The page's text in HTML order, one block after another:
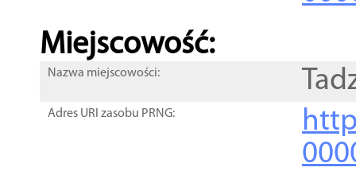
Miejscowość:
Nazwa miejscowości:
Adres URI zasobu PRNG: